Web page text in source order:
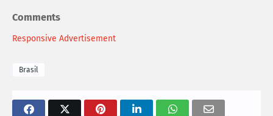
Comments
Responsive Advertisement
Brasil